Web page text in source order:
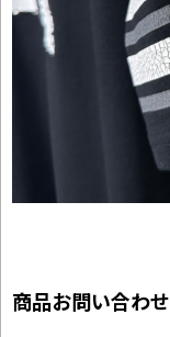
商品お問い合わせ